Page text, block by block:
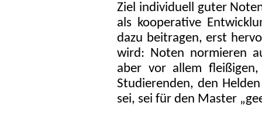
Ziel individuell guter
als kooperative
dazu beitragen, erst
wird: Noten normieren
aber vor allem
Studierenden, den
sei, sei für den Master